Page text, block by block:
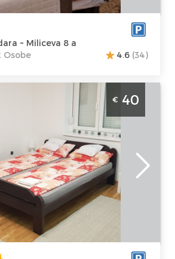
~ Miliceva 8 a
Osobe
4.6 (34)
Flowers 1 Beograd Savski
velicine 25m2 na
Gosti:2
Kvadratura :25
m2
Struktura :
Studio
€ 40